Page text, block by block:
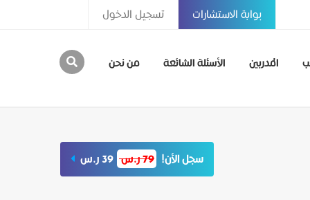
تسجيل الدخول بوابة الاستشارات
المدربين الأسئلة الشائعة من نحن
سجل الأن! 79 ر.س 39 ر.س